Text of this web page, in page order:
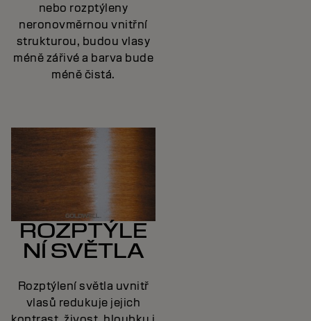
nebo rozptýleny
neronovměrnou vnitřní
strukturou, budou vlasy
méně zářivé a barva bude
méně čistá.
ROZPTÝLE
NÍ SVĚTLA
Rozptýlení světla uvnitř
vlasů redukuje jejich